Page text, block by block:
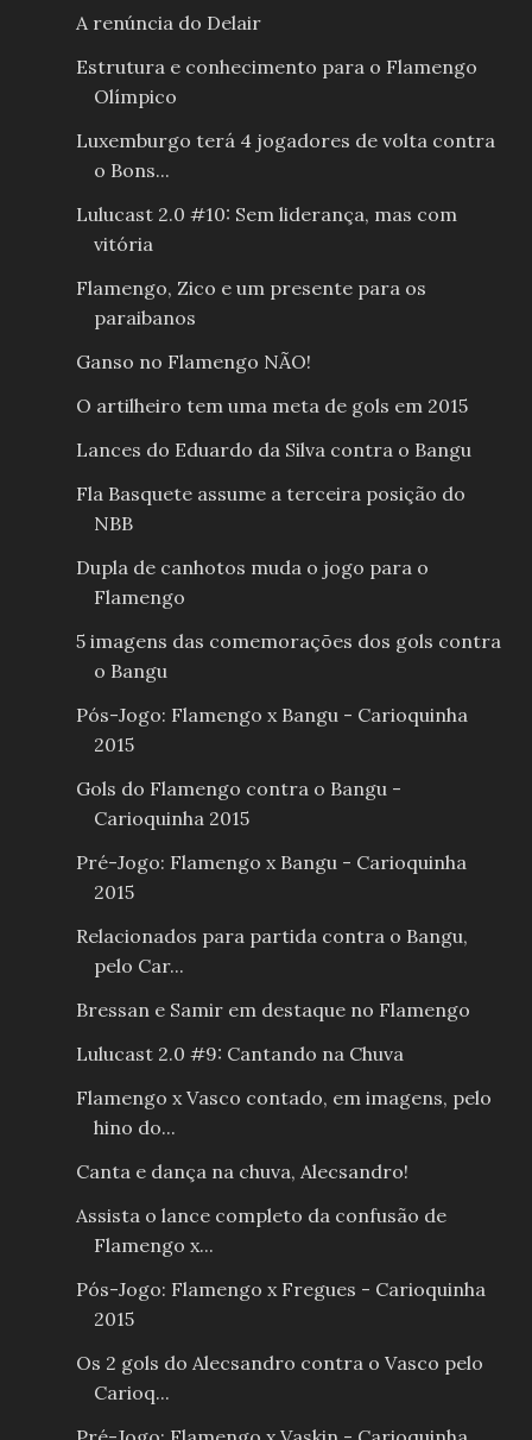
A renúncia do Delair
Estrutura e conhecimento para o Flamengo
Olímpico
Luxemburgo terá 4 jogadores de volta contra
o Bons...
Lulucast 2.0 #10: Sem liderança, mas com
vitória
Flamengo, Zico e um presente para os
paraibanos
Ganso no Flamengo NÃO!
O artilheiro tem uma meta de gols em 2015
Lances do Eduardo da Silva contra o Bangu
Fla Basquete assume a terceira posição do
NBB
Dupla de canhotos muda o jogo para o
Flamengo
5 imagens das comemorações dos gols contra
o Bangu
Pós-Jogo: Flamengo x Bangu - Carioquinha
2015
Gols do Flamengo contra o Bangu -
Carioquinha 2015
Pré-Jogo: Flamengo x Bangu - Carioquinha
2015
Relacionados para partida contra o Bangu,
pelo Car...
Bressan e Samir em destaque no Flamengo
Lulucast 2.0 #9: Cantando na Chuva
Flamengo x Vasco contado, em imagens, pelo
hino do...
Canta e dança na chuva, Alecsandro!
Assista o lance completo da confusão de
Flamengo x...
Pós-Jogo: Flamengo x Fregues - Carioquinha
2015
Os 2 gols do Alecsandro contra o Vasco pelo
Carioq...